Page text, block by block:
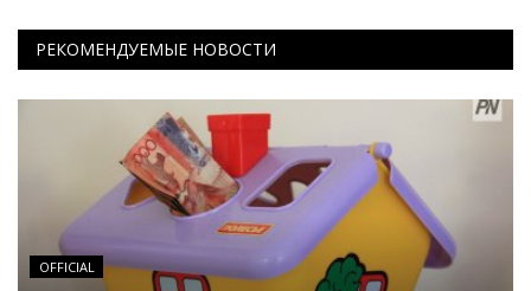
РЕКОМЕНДУЕМЫЕ НОВОСТИ
OFFICIAL